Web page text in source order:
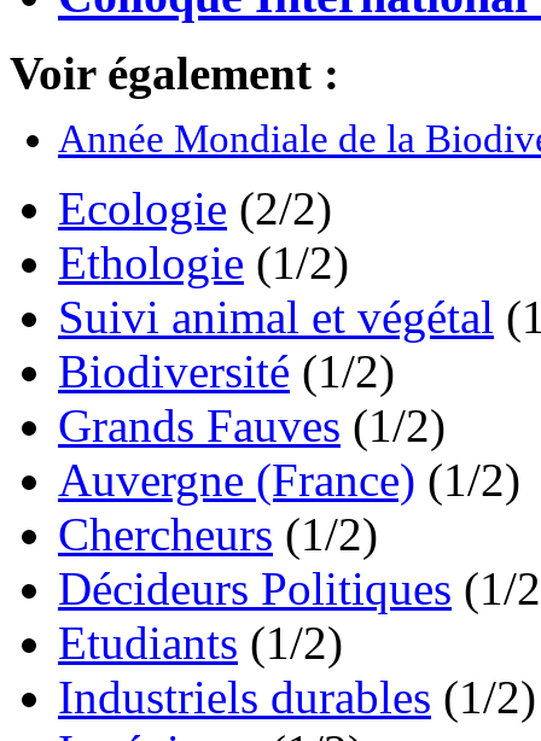
Voir également :
Année Mondiale de la
Ecologie (2/2)
Ethologie (1/2)
Suivi animal et végétal
Biodiversité (1/2)
Grands Fauves (1/2)
Auvergne (France) (1/2)
Chercheurs (1/2)
Décideurs Politiques (1/
Etudiants (1/2)
Industriels durables (1/2)